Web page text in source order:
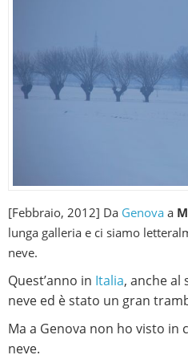
[Febbraio, 2012] Da Genova a
lunga galleria e ci siamo
neve.
Quest’anno in Italia, anche al
neve ed è stato un gran
Ma a Genova non ho visto in
neve.